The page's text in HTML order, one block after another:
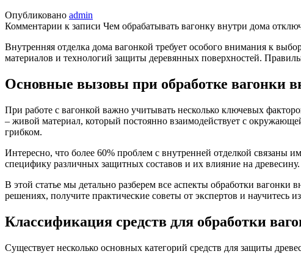
Опубликовано admin
Комментарии к записи Чем обрабатывать вагонку внутри дома
Внутренняя отделка дома вагонкой требует особого внимания к
материалов и технологий защиты деревянных поверхностей.
Основные вызовы при обработке вагонки
При работе с вагонкой важно учитывать несколько ключевых
– живой материал, который постоянно взаимодействует с
грибком.
Интересно, что более 60% проблем с внутренней отделкой связаны
специфику различных защитных составов и их влияние на древесину.
В этой статье мы детально разберем все аспекты обработки
решениях, получите практические советы от экспертов и научитесь
Классификация средств для обработки
Существует несколько основных категорий средств для защиты